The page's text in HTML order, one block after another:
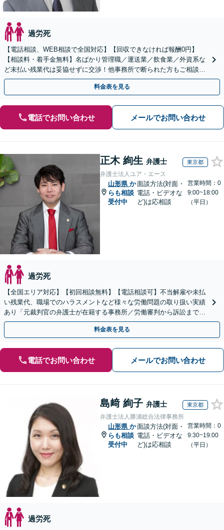
過労死
【電話相談、WEB相談で全国対応】【回収できなければ報酬0円】
【相談料・着手金無料】名ばかり管理職／運送業／飲食業／外資系な
ど未払い残業代は妥協せずに交渉！他事務所で断られた方もご相談く
ださい。【解決事例が豊富】土曜日も電話受付しています
料金表を見る
電話でお問い合わせ メールでお問い合わせ
正木 絢生 弁護士 東京都
弁護士法人ユア・エース
山形県 か
らも相談
受付中
面談方法(対面・
電話・ビデオな
ど)は応相談
営業時間：0
9:00~18:00
（平日）
過労死
【全国エリア対応】【初回相談無料】【電話相談可】不当解雇や未払
い残業代、職場でのハラスメントなど様々な労働問題の取り扱い実績
あり「元裁判官の弁護士が在籍する事務所／労働審判から訴訟まで、
裁判官経験を活かした最適な戦略を立案」
料金表を見る
電話でお問い合わせ メールでお問い合わせ
島﨑 絢子 弁護士 東京都
弁護士法人勝浦総合法律事務所
山形県 か
らも相談
受付中
面談方法(対面・
電話・ビデオな
ど)は応相談
営業時間：0
9:30~19:00
（平日）
過労死